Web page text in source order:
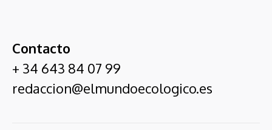
Contacto
+ 34 643 84 07 99
redaccion@elmundoecologico.es